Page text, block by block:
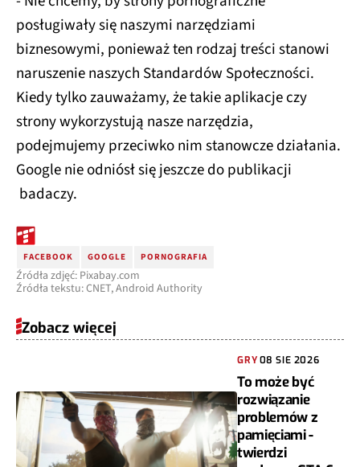
posługiwały się naszymi narzędziami
biznesowymi, ponieważ ten rodzaj treści stanowi
naruszenie naszych Standardów Społeczności.
Kiedy tylko zauważamy, że takie aplikacje czy
strony wykorzystują nasze narzędzia,
podejmujemy przeciwko nim stanowcze działania.
Google nie odniósł się jeszcze do publikacji
badaczy.
FACEBOOK GOOGLE PORNOGRAFIA
Źródła zdjęć: Pixabay.com
Źródła tekstu: CNET, Android Authority
Zobacz więcej
GRY08 SIE 2026
To może być
rozwiązanie
problemów z
pamięciami -
twierdzi